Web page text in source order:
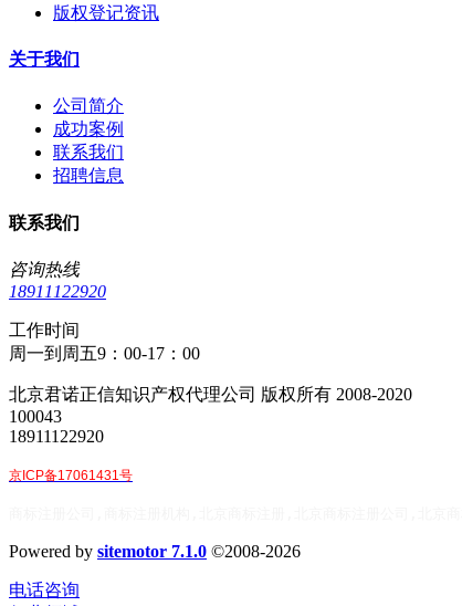
版权登记资讯
关于我们
公司简介
成功案例
联系我们
招聘信息
联系我们
咨询热线
18911122920
工作时间
周一到周五9：00-17：00
北京君诺正信知识产权代理公司 版权所有 2008-2020
100043
18911122920
京ICP备17061431号
Powered by sitemotor 7.1.0 ©2008-2026
电话咨询